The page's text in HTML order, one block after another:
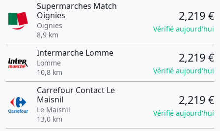
Supermarches Match
Oignies
Oignies
8,9 km
2,219 €
Vérifié aujourd'hui
Intermarche Lomme
Lomme
10,8 km
2,219 €
Vérifié aujourd'hui
Carrefour Contact Le
Maisnil
Le Maisnil
13,0 km
2,219 €
Vérifié aujourd'hui